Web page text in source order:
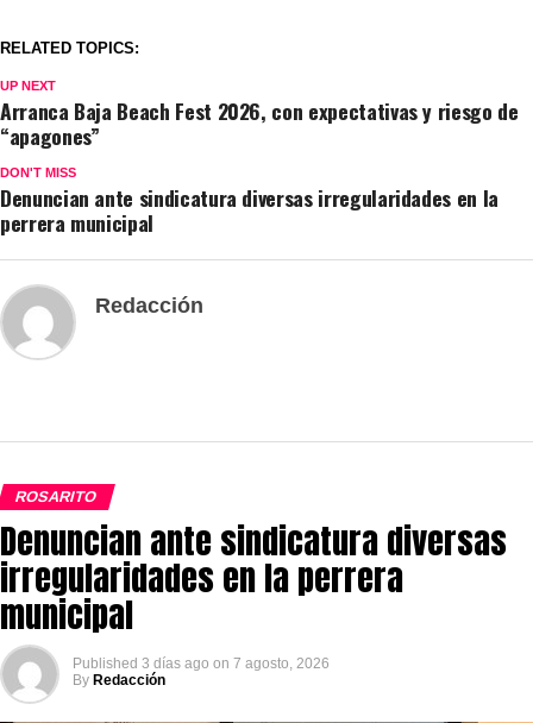
RELATED TOPICS:
UP NEXT
Arranca Baja Beach Fest 2026, con expectativas y riesgo de
“apagones”
DON'T MISS
Denuncian ante sindicatura diversas irregularidades en la
perrera municipal
Redacción
ROSARITO
Denuncian ante sindicatura diversas
irregularidades en la perrera
municipal
Published 3 días ago on 7 agosto, 2026
By Redacción